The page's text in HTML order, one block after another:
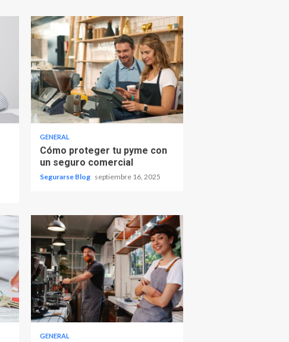
GENERAL
Cómo proteger tu pyme con
un seguro comercial
Segurarse Blog septiembre 16, 2025
GENERAL